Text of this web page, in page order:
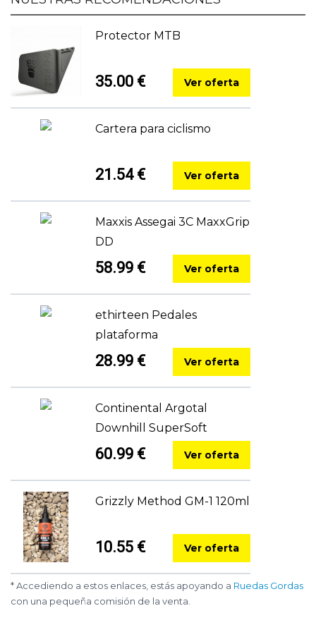
Protector MTB
35.00 € Ver oferta
Cartera para ciclismo
21.54 € Ver oferta
Maxxis Assegai 3C MaxxGrip
DD
58.99 € Ver oferta
ethirteen Pedales
plataforma
28.99 € Ver oferta
Continental Argotal
Downhill SuperSoft
60.99 € Ver oferta
Grizzly Method GM-1 120ml
10.55 € Ver oferta
* Accediendo a estos enlaces, estás apoyando a Ruedas Gordas
con una pequeña comisión de la venta.